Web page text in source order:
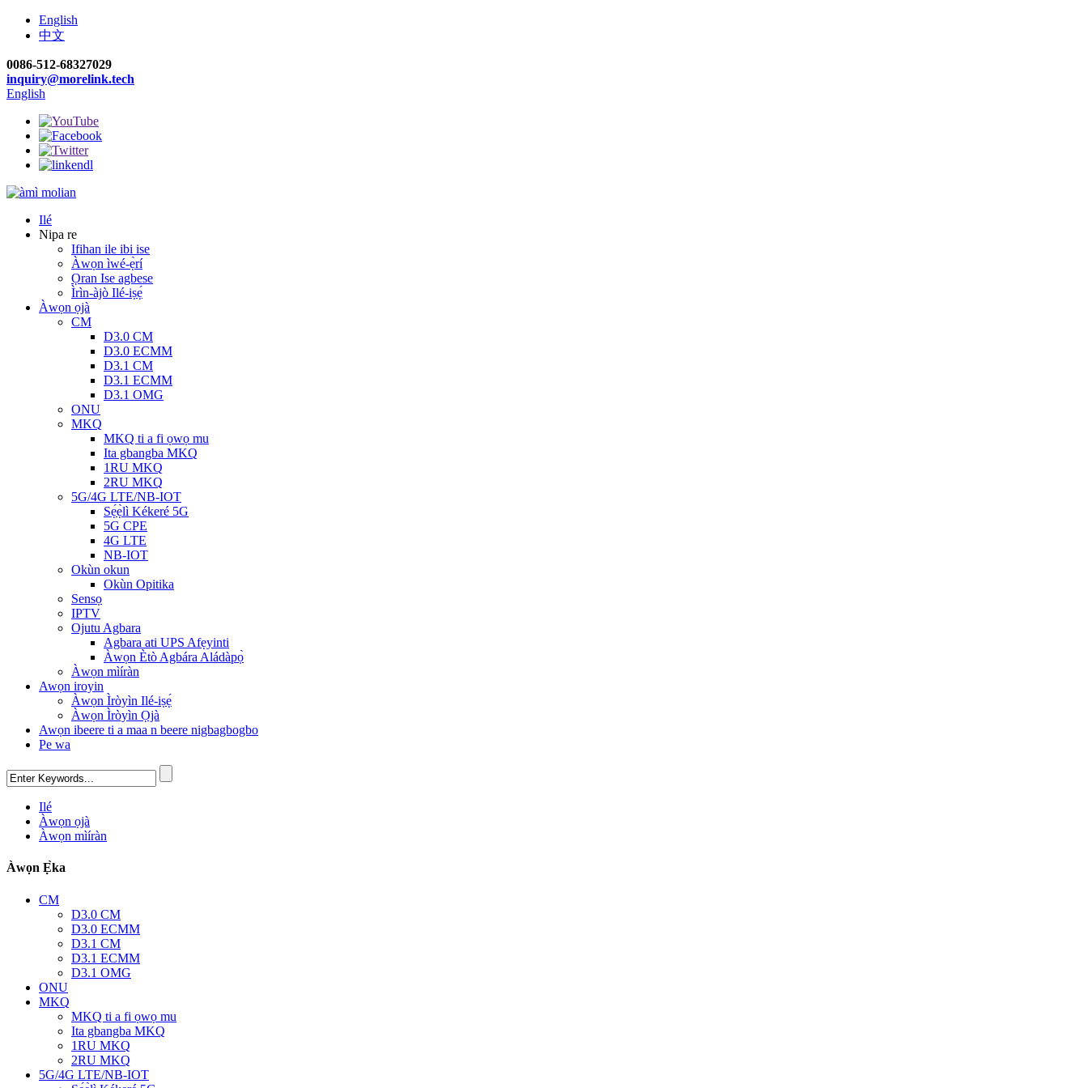
English
中文
0086-512-68327029
inquiry@morelink.tech
English
Ilé
Nipa re
Ifihan ile ibi ise
Àwọn ìwé-ẹ̀rí
Ọran Ise agbese
Ìrìn-àjò Ilé-iṣẹ́
Àwọn ọjà
CM
D3.0 CM
D3.0 ECMM
D3.1 CM
D3.1 ECMM
D3.1 OMG
ONU
MKQ
MKQ ti a fi ọwọ mu
Ita gbangba MKQ
1RU MKQ
2RU MKQ
5G/4G LTE/NB-IOT
Sẹ́ẹ̀lì Kékeré 5G
5G CPE
4G LTE
NB-IOT
Okùn okun
Okùn Opitika
Sensọ
IPTV
Ojutu Agbara
Agbara ati UPS Afẹyinti
Àwọn Ètò Agbára Aládàpọ̀
Àwọn mìíràn
Awọn iroyin
Àwọn Ìròyìn Ilé-iṣẹ́
Àwọn Ìròyìn Ọjà
Awọn ibeere ti a maa n beere nigbagbogbo
Pe wa
Ilé
Àwọn ọjà
Àwọn mìíràn
Àwọn Ẹ̀ka
CM
D3.0 CM
D3.0 ECMM
D3.1 CM
D3.1 ECMM
D3.1 OMG
ONU
MKQ
MKQ ti a fi ọwọ mu
Ita gbangba MKQ
1RU MKQ
2RU MKQ
5G/4G LTE/NB-IOT